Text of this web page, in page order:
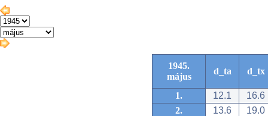
1945.
május
d_ta d_tx
1. 12.1
16.6
2.
13.6
19.0